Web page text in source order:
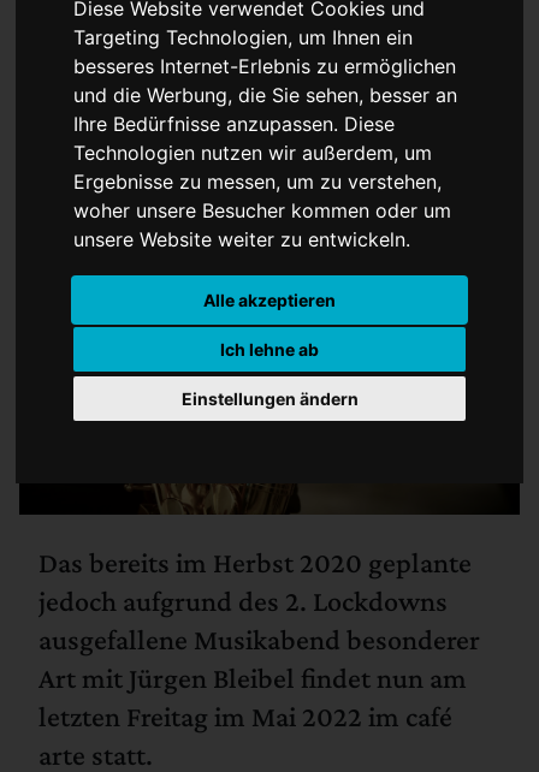
Diese Website verwendet Cookies und
Targeting Technologien, um Ihnen ein
besseres Internet-Erlebnis zu ermöglichen
und die Werbung, die Sie sehen, besser an
Ihre Bedürfnisse anzupassen. Diese
Technologien nutzen wir außerdem, um
Ergebnisse zu messen, um zu verstehen,
woher unsere Besucher kommen oder um
unsere Website weiter zu entwickeln.
Alle akzeptieren
Ich lehne ab
Einstellungen ändern
„Jazz um 1/2 acht“
Das bereits im Herbst 2020 geplante
jedoch aufgrund des 2. Lockdowns
ausgefallene Musikabend besonderer
Art mit Jürgen Bleibel findet nun am
letzten Freitag im Mai 2022 im café
arte statt.